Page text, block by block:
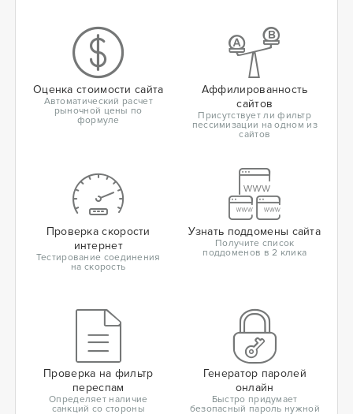
Оценка стоимости сайта
Автоматический расчет
рыночной цены по
формуле
Аффилированность
сайтов
Присутствует ли фильтр
пессимизации на одном из
сайтов
Проверка скорости
интернет
Тестирование соединения
на скорость
Узнать поддомены сайта
Получите список
поддоменов в 2 клика
Проверка на фильтр
переспам
Определяет наличие
санкций со стороны
Генератор паролей
онлайн
Быстро придумает
безопасный пароль нужной